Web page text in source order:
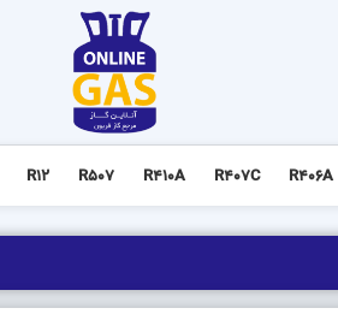
R406A
R407C
R410A
R507
R12